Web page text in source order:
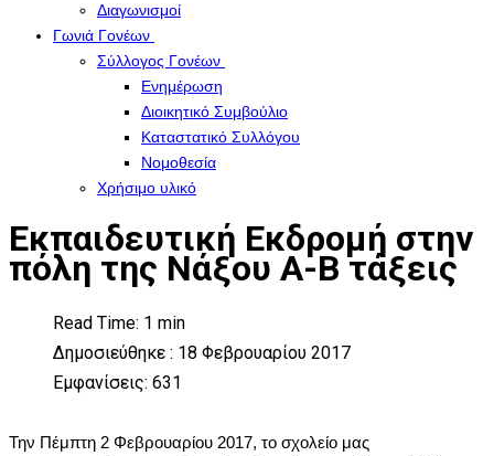
Διαγωνισμοί
Γωνιά Γονέων
Σύλλογος Γονέων
Ενημέρωση
Διοικητικό Συμβούλιο
Καταστατικό Συλλόγου
Νομοθεσία
Χρήσιμο υλικό
Εκπαιδευτική Εκδρομή στην
πόλη της Νάξου Α-Β τάξεις
Read Time: 1 min
Δημοσιεύθηκε : 18 Φεβρουαρίου 2017
Εμφανίσεις: 631
Την Πέμπτη 2 Φεβρουαρίου 2017, το σχολείο μας